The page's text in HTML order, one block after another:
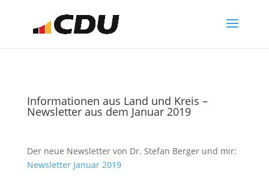
Informationen aus Land und Kreis –
Newsletter aus dem Januar 2019
Der neue Newsletter von Dr. Stefan Berger und mir:
Newsletter Januar 2019